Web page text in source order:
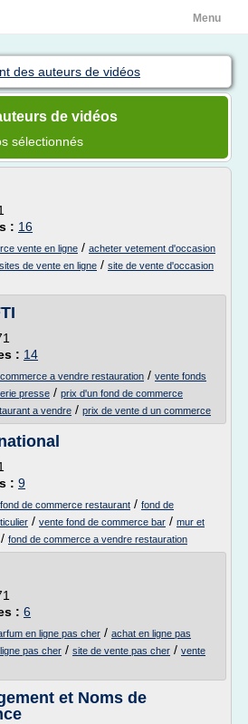
Menu
des auteurs de vidéos
de vidéos
sélectionnés
: 16
vente en ligne / acheter vetement d'occasion
sites de vente en ligne / site de vente d'occasion
: 14
a vendre restauration / vente fonds
presse / prix d'un fond de commerce
a vendre / prix de vente d un commerce
: 9
de commerce restaurant / fond de
/ vente fond de commerce bar / mur et
/ fond de commerce a vendre restauration
: 6
en ligne pas cher / achat en ligne pas
pas cher / site de vente pas cher / vente
et Noms de